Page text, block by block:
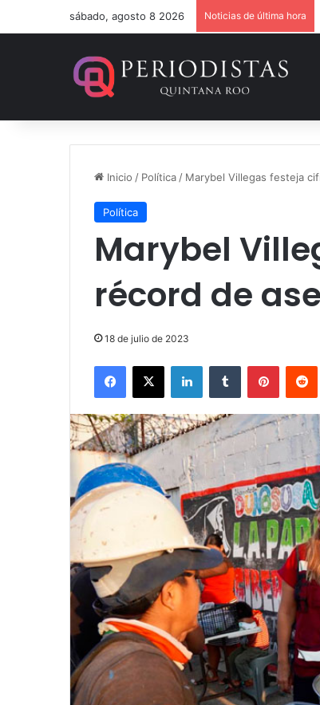
sábado, agosto 8 2026 Noticias de última hora
Inicio / Política / Marybel Villegas festeja
Política
Marybel
récord de
18 de julio de 2023
Facebook
X LinkedInTumblr Pinterest